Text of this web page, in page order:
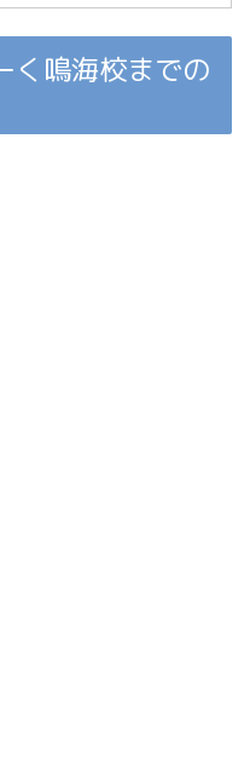
く鳴海校までの